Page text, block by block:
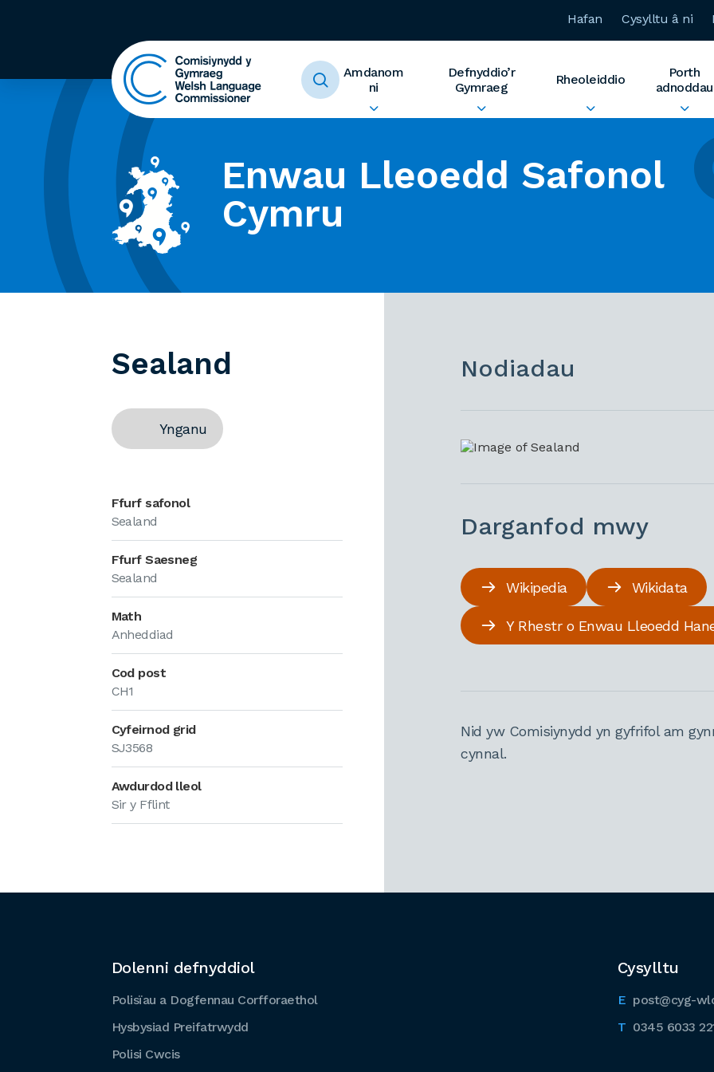
Hafan Cysylltu â ni
Amdanom
ni
Defnyddio’r
Gymraeg
Rheoleiddio
Porth
adnoddau
Enwau Lleoedd Safonol
Cymru
Sealand
Ynganu
Ffurf safonol
Sealand
Ffurf Saesneg
Sealand
Math
Anheddiad
Cod post
CH1
Cyfeirnod grid
SJ3568
Awdurdod lleol
Sir y Fflint
Nodiadau
Darganfod mwy
Wikipedia Wikidata
Y Rhestr o Enwau Lleoedd
Nid yw Comisiynydd yn gyfrifol am
cynnal.
Cysylltu
post@cyg-
0345 6033
Dolenni defnyddiol
Polisïau a Dogfennau Corfforaethol
Hysbysiad Preifatrwydd
Polisi Cwcis